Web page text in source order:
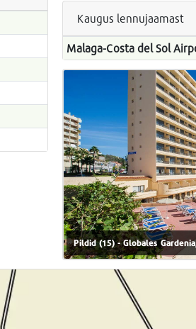
Kaugus lennujaamast
Malaga-Costa del Sol
Pildid (15) - Globales